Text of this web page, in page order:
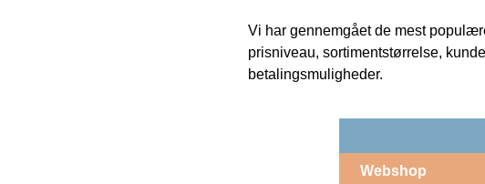
Vi har gennemgået de mest
prisniveau, sortimentstørrelse,
betalingsmuligheder.
Webshop